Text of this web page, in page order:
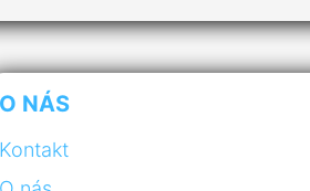
O NÁS
Kontakt